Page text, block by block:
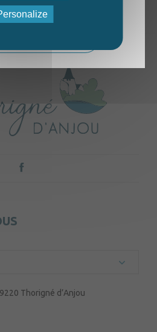
Thorigné d’Anjou
du Mag est arrivée!